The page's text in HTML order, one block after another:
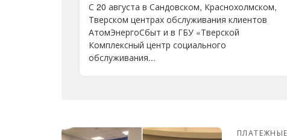
С 20 августа в Сандовском, Краснохолмском,
Тверском центрах обслуживания клиентов
АтомЭнергоСбыт и в ГБУ «Тверской
Комплексный центр социального
обслуживания...